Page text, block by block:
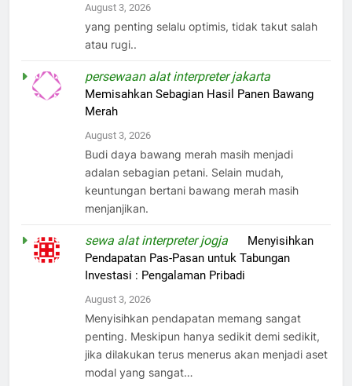
August 3, 2026
yang penting selalu optimis, tidak takut salah
atau rugi..
persewaan alat interpreter jakarta
Memisahkan Sebagian Hasil Panen Bawang
Merah
August 3, 2026
Budi daya bawang merah masih menjadi
adalan sebagian petani. Selain mudah,
keuntungan bertani bawang merah masih
menjanjikan.
sewa alat interpreter jogja
Menyisihkan
Pendapatan Pas-Pasan untuk Tabungan
Investasi : Pengalaman Pribadi
August 3, 2026
Menyisihkan pendapatan memang sangat
penting. Meskipun hanya sedikit demi sedikit,
jika dilakukan terus menerus akan menjadi aset
modal yang sangat…